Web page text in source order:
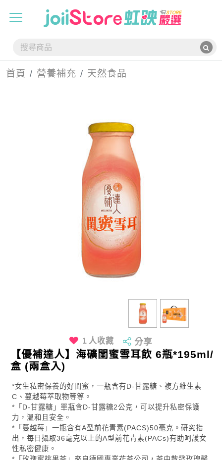
首頁 營養補充 天然食品
1 人收藏 分享
【優補達人】海礦閨蜜雪耳飲 6瓶*195ml/
盒 (兩盒入)
*女生私密保養的好閨蜜，一瓶含有D-甘露糖、複方維生素
C、蔓越莓萃取物等等。
*「D-甘露糖」單瓶含D-甘露糖2公克，可以提升私密保護
力，溫和且安全。
*「蔓越莓」一瓶含有A型前花青素(PACS)50毫克。研究指
出，每日攝取36毫克以上的A型前花青素(PACs)有助呵護女
性私密健康。